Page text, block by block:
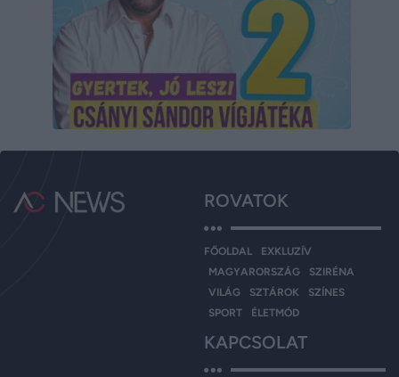
ROVATOK
FŐOLDAL
EXKLUZÍV
MAGYARORSZÁG
SZIRÉNA
VILÁG
SZTÁROK
SZÍNES
SPORT
ÉLETMÓD
KAPCSOLAT